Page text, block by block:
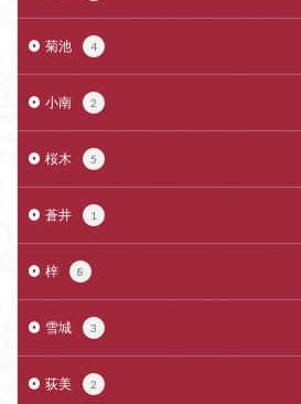
菊池 4
小南 2
桜木 5
蒼井 1
梓 8
雪城 3
荻美 2